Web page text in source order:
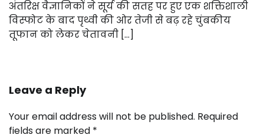
अंतरिक्ष वैज्ञानिकों ने सूर्य की सतह पर हुए एक शक्तिशाली
विस्फोट के बाद पृथ्वी की ओर तेजी से बढ़ रहे चुंबकीय
तूफान को लेकर चेतावनी […]
Leave a Reply
Your email address will not be published. Required
fields are marked *